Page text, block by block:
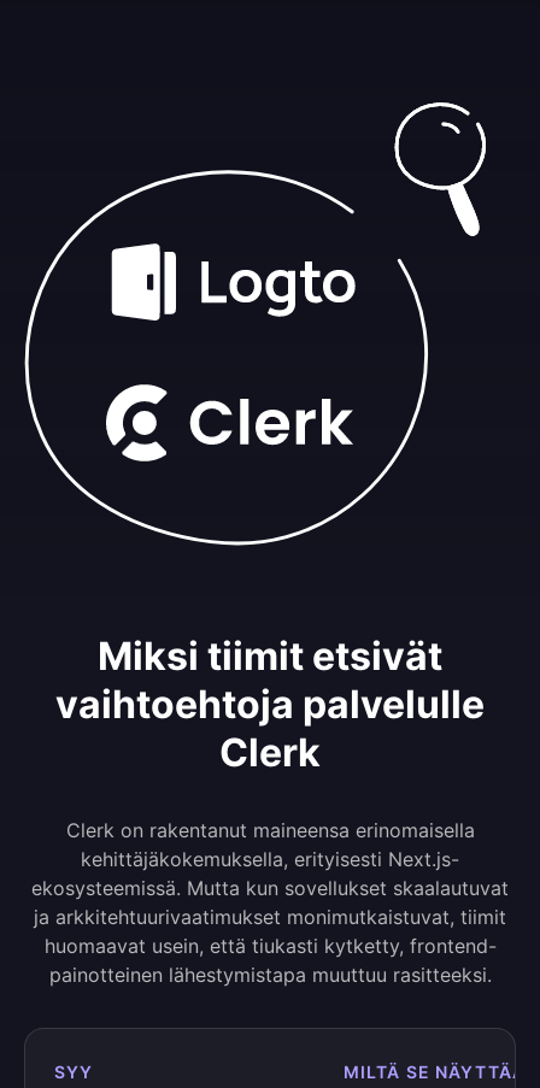
Miksi tiimit etsivät
vaihtoehtoja palvelulle
Clerk
Clerk on rakentanut maineensa erinomaisella
kehittäjäkokemuksella, erityisesti Next.js-
ekosysteemissä. Mutta kun sovellukset skaalautuvat
ja arkkitehtuurivaatimukset monimutkaistuvat, tiimit
huomaavat usein, että tiukasti kytketty, frontend-
painotteinen lähestymistapa muuttuu rasitteeksi.
SYY MILTÄ SE NÄYTTÄÄ